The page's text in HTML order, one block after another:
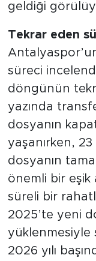
geldiği
Tekrar eden
süreci
döngünün
yazında
dosyanın
yaşanırken,
dosyanın
önemli bir eşik
süreli bir
2025’te yeni
yüklenmesiyle
2026 yılı